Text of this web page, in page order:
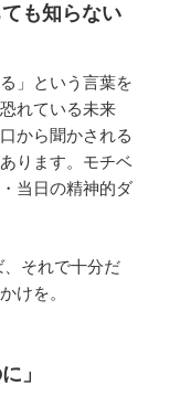
も知らない
」という言葉を
れている未来
から聞かされる
ります。モチベ
当日の精神的ダ
それで十分だ
けを。
」